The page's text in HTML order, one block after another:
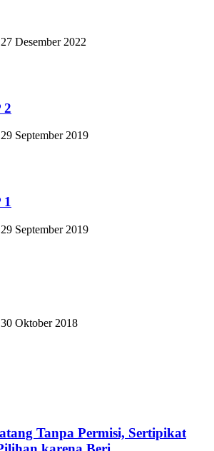
27 Desember 2022
2
29 September 2019
29 September 2019
30 Oktober 2018
Tanpa Permisi, Sertipikat